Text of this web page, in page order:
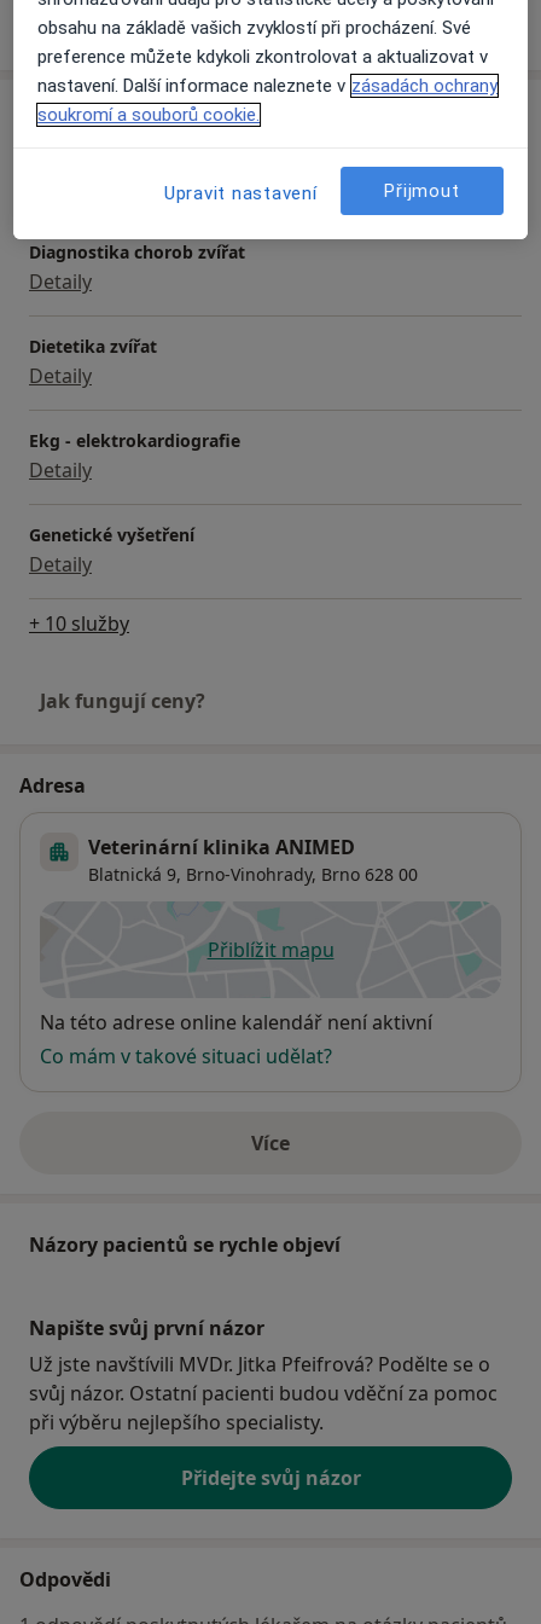
Víceo zkušenostech
Služby a ceník služeb
Diagnostika chorob zvířat
Detaily
Dietetika zvířat
Detaily
Ekg - elektrokardiografie
Detaily
Genetické vyšetření
Detaily
+ 10 služby
Jak fungují ceny?
Adresa
Veterinární klinika ANIMED
Blatnická 9, Brno-Vinohrady, Brno 628 00
Přiblížit mapuse otevře v nové záložce
Dostupnost
Na této adrese online kalendář není aktivní
Co mám v takové situaci udělat?
Víceo adrese
Názory pacientů se rychle objeví
Napište svůj první názor
Už jste navštívili MVDr. Jitka Pfeifrová? Podělte se o
svůj názor. Ostatní pacienti budou vděční za pomoc
při výběru nejlepšího specialisty.
Přidejte svůj názor
Odpovědi
obsahu na základě vašich zvyklostí při procházení. Své
preference můžete kdykoli zkontrolovat a aktualizovat v
nastavení. Další informace naleznete v zásadách ochrany
soukromí a souborů cookie.
Upravit nastavení Přijmout